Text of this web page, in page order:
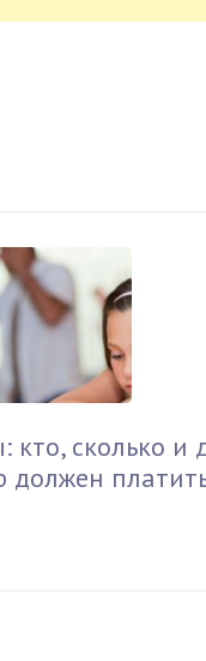
кто, сколько и
должен